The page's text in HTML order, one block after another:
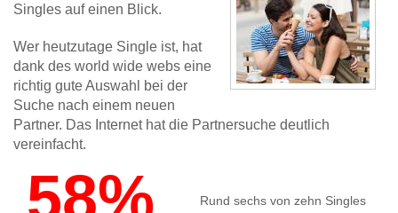
Singles auf einen Blick.
Wer heutzutage Single ist, hat
dank des world wide webs eine
richtig gute Auswahl bei der
Suche nach einem neuen
Partner. Das Internet hat die Partnersuche deutlich
vereinfacht.
58%
Rund sechs von zehn Singles